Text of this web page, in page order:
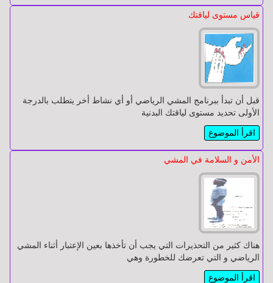
الجهاز
الحركي
أمراض
العيون
أمراض
الجلدية
جراحة
التجميل
أنف
الجهاز
الحركي
أمراض
العيون
أمراض
الجلدية
جراحة
التجميل
أنف
قياس مستوى لياقتك
قبل أن تبدأ ببرنامج المشي الرياضي أو أي نشاط أخر يتطلب بالدرجة
الأولى تحديد مستوى لياقتك البدنية
اقرأ الموضوع
الأمن و السلامة في المشي
هناك كثير من التحذيرات التي يجب أن تأخذها بعين الإعتبار أثناء المشي
الرياضي و التي تعرضك للخطورة وهي
اقرأ الموضوع